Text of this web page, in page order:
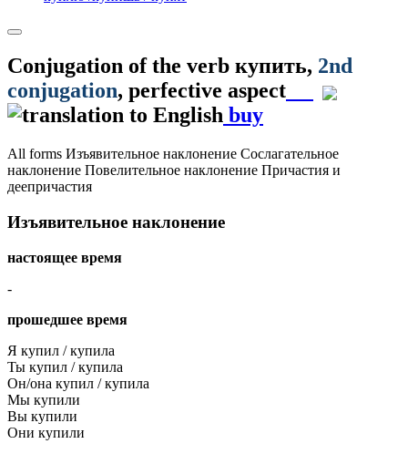
Conjugation of the verb купить, 2nd
conjugation, perfective aspect
buy
All forms Изъявительное наклонение Сослагательное
наклонение Повелительное наклонение Причастия и
деепричастия
Изъявительное наклонение
настоящее время
-
прошедшее время
Я купил / купила
Ты купил / купила
Он/она купил / купила
Мы купили
Вы купили
Они купили